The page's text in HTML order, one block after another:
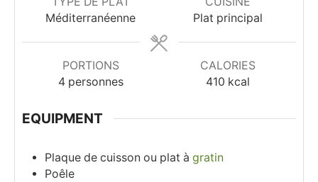
Méditerranéenne
Plat principal
PORTIONS
4 personnes
CALORIES
410 kcal
EQUIPMENT
Plaque de cuisson ou plat à gratin
Poêle